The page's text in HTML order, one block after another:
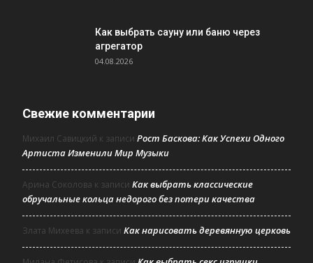
Как выбрать сауну или баню через
агрегатор
04.08.2026
Свежие комментарии
Михаил Савицкий к записи Рост Баскова: Как Успехи Одного
Артиста Изменили Мир Музыки
Арина Соколова к записи Как выбрать классические
обручальные кольца недорого без потери качества
Злата Михеева к записи Как нарисовать деревянную церковь